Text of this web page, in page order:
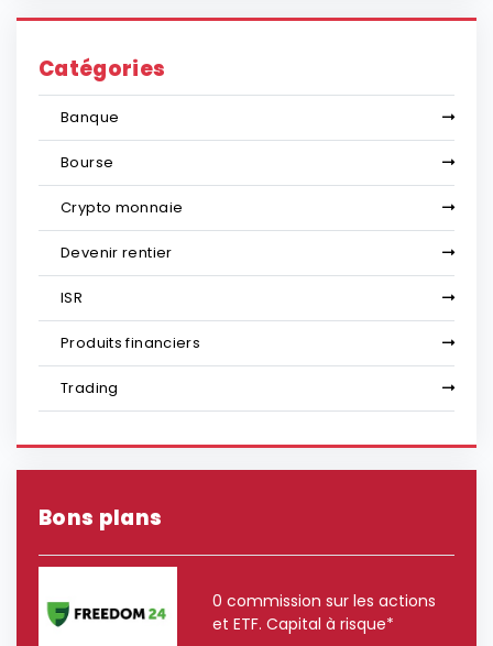
Catégories
Banque
Bourse
Crypto monnaie
Devenir rentier
ISR
Produits financiers
Trading
Bons plans
0 commission sur les actions
et ETF. Capital à risque*